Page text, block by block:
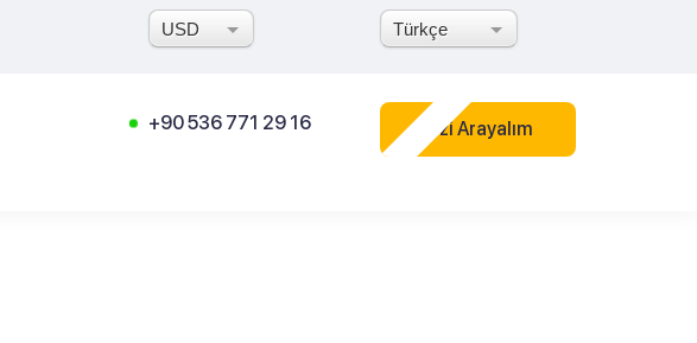
USD Türkçe
+90 536 771 29 16 Sizi Arayalım